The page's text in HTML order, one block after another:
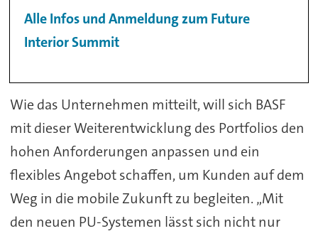
Alle Infos und Anmeldung zum Future
Interior Summit
Wie das Unternehmen mitteilt, will sich BASF
mit dieser Weiterentwicklung des Portfolios den
hohen Anforderungen anpassen und ein
flexibles Angebot schaffen, um Kunden auf dem
Weg in die mobile Zukunft zu begleiten. „Mit
den neuen PU-Systemen lässt sich nicht nur